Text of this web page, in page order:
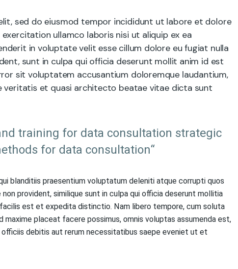
sed do eiusmod tempor incididunt ut labore et dolore
ullamco laboris nisi ut aliquip ex ea
in voluptate velit esse cillum dolore eu fugiat nulla
sunt in culpa qui officia deserunt mollit anim id est
sit voluptatem accusantium doloremque laudantium,
veritatis et quasi architecto beatae vitae dicta sunt
training for data consultation strategic
for data consultation“
blanditiis praesentium voluptatum deleniti atque corrupti quos
provident, similique sunt in culpa qui officia deserunt mollitia
est et expedita distinctio. Nam libero tempore, cum soluta
placeat facere possimus, omnis voluptas assumenda est,
debitis aut rerum necessitatibus saepe eveniet ut et